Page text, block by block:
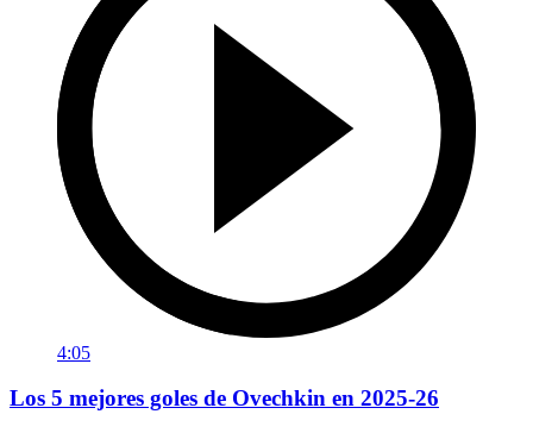
4:05
Los 5 mejores goles de Ovechkin en 2025-26